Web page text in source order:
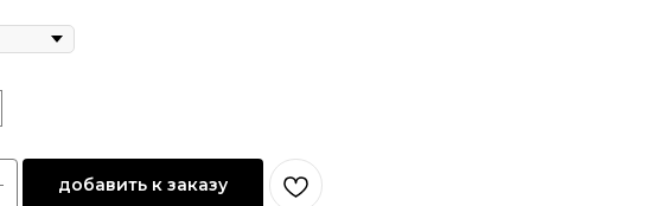
добавить к заказу